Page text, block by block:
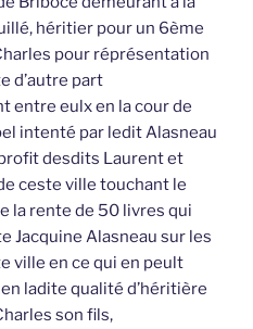
héritier pour un 6ème
pour réprésentation
d’autre part
entre eulx en la cour de
intenté par ledit Alasneau
desdits Laurent et
ceste ville touchant le
la rente de 50 livres qui
Jacquine Alasneau sur les
ville en ce qui en peult
ladite qualité d’héritière
son fils,